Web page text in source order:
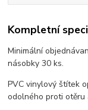
Kompletní
Minimální
násobky 30 ks.
PVC vinylový štítek
odolného proti otěru